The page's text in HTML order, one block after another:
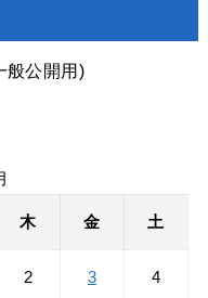
般公開用)
木 金 土
2 3 4